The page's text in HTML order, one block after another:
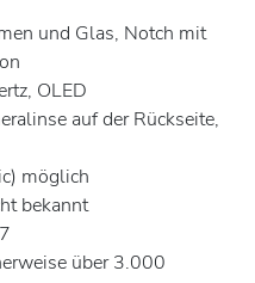
und Glas, Notch mit
OLED
auf der Rückseite,
möglich
bekannt
über 3.000